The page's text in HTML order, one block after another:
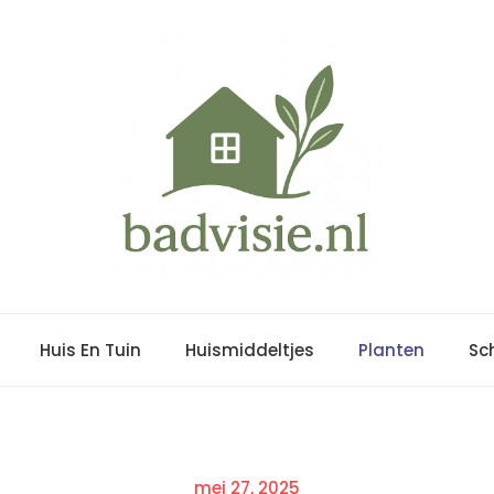
Huis En Tuin Huismiddeltjes Planten
Posted
mei 27, 2025